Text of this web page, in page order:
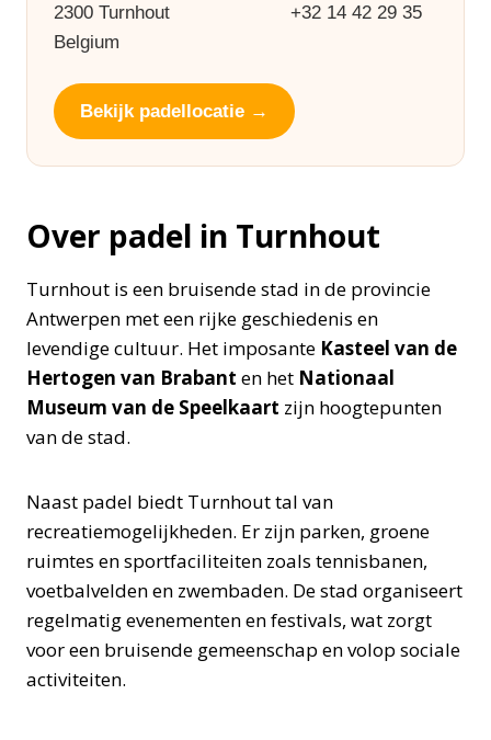
2300 Turnhout
Belgium
+32 14 42 29 35
Bekijk padellocatie →
Over padel in Turnhout
Turnhout is een bruisende stad in de provincie
Antwerpen met een rijke geschiedenis en
levendige cultuur. Het imposante Kasteel van de
Hertogen van Brabant en het Nationaal
Museum van de Speelkaart zijn hoogtepunten
van de stad.
Naast padel biedt Turnhout tal van
recreatiemogelijkheden. Er zijn parken, groene
ruimtes en sportfaciliteiten zoals tennisbanen,
voetbalvelden en zwembaden. De stad organiseert
regelmatig evenementen en festivals, wat zorgt
voor een bruisende gemeenschap en volop sociale
activiteiten.